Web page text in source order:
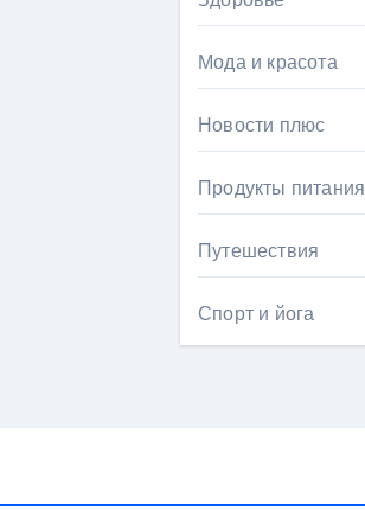
Мода и красота
Новости плюс
Продукты питания
Путешествия
Спорт и йога